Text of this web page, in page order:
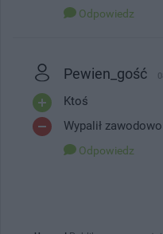
Odpowiedz
Pewien_gość
Ktoś
Wypalił
Odpowiedz